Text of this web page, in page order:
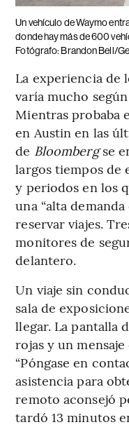
Un vehículo de Waymo
donde hay más de 600
Fotógrafo: Brandon Bell/
La experiencia de
varía mucho
Mientras probaba
en Austin en las
de Bloombergse
largos tiempos de
y periodos en los
una “alta
reservar viajes.
monitores de
delantero.
Un viaje sin
sala de
llegar. La pantalla
rojas y un
“Póngase en
asistencia para
remoto aconsejó
tardó 13 minutos